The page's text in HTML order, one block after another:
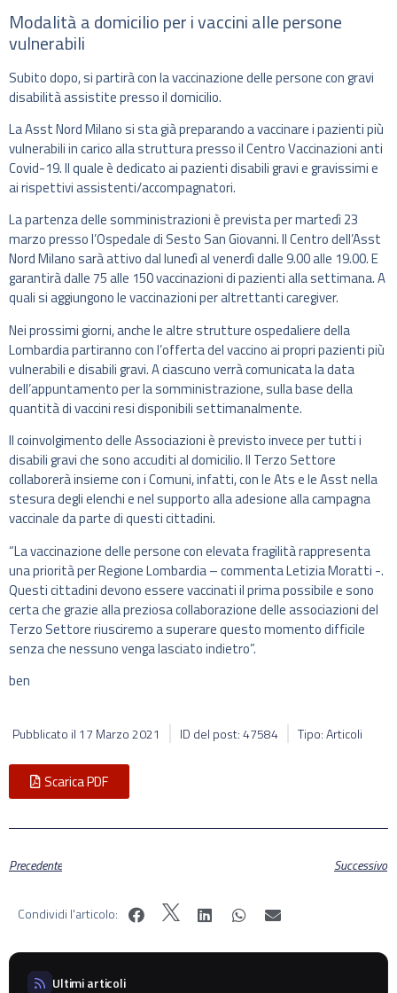
Modalità a domicilio per i vaccini alle persone
vulnerabili
Subito dopo, si partirà con la vaccinazione delle persone con gravi
disabilità assistite presso il domicilio.
La Asst Nord Milano si sta già preparando a vaccinare i pazienti più
vulnerabili in carico alla struttura presso il Centro Vaccinazioni anti
Covid-19. Il quale è dedicato ai pazienti disabili gravi e gravissimi e
ai rispettivi assistenti/accompagnatori.
La partenza delle somministrazioni è prevista per martedì 23
marzo presso l’Ospedale di Sesto San Giovanni. Il Centro dell’Asst
Nord Milano sarà attivo dal lunedì al venerdì dalle 9.00 alle 19.00. E
garantirà dalle 75 alle 150 vaccinazioni di pazienti alla settimana. A
quali si aggiungono le vaccinazioni per altrettanti caregiver.
Nei prossimi giorni, anche le altre strutture ospedaliere della
Lombardia partiranno con l’offerta del vaccino ai propri pazienti più
vulnerabili e disabili gravi. A ciascuno verrà comunicata la data
dell’appuntamento per la somministrazione, sulla base della
quantità di vaccini resi disponibili settimanalmente.
Il coinvolgimento delle Associazioni è previsto invece per tutti i
disabili gravi che sono accuditi al domicilio. Il Terzo Settore
collaborerà insieme con i Comuni, infatti, con le Ats e le Asst nella
stesura degli elenchi e nel supporto alla adesione alla campagna
vaccinale da parte di questi cittadini.
“La vaccinazione delle persone con elevata fragilità rappresenta
una priorità per Regione Lombardia – commenta Letizia Moratti -.
Questi cittadini devono essere vaccinati il prima possibile e sono
certa che grazie alla preziosa collaborazione delle associazioni del
Terzo Settore riusciremo a superare questo momento difficile
senza che nessuno venga lasciato indietro”.
ben
Pubblicato il 17 Marzo 2021 ID del post: 47584 Tipo: Articoli
Scarica PDF
Precedente Successivo
Condividi l'articolo:
Ultimi articoli